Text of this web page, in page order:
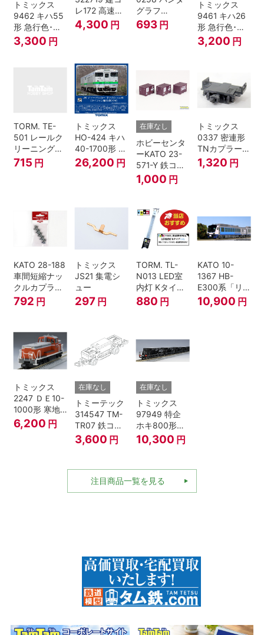
トミックス
9462 キハ55
形 急行色･一
段窓 Ｔ Nゲー
ジ
3,300 円
レ172 高速道
路 Ｎゲージ
4,300 円
グラフ
PT4811N 2個
693 円
トミックス
9461 キハ26
形 急行色･一
段窓 Ｔ Nゲー
ジ
3,200 円
TORM. TE-
501 レールク
リーニングリ
キッド 100ml
715 円
トミックス
HO-424 キハ
40-1700形 タ
イフォン撤去
車 M HOゲー
26,200 円
在庫なし
ホビーセンタ
ーKATO 23-
571-Y 鉄コン
2021コンテナ
3個セット N
1,000 円
トミックス
0337 密連形
TNカプラー
(6個入・SPタ
イプ)
1,320 円
KATO 28-188
車間短縮ナッ
クルカプラー
灰 (ボギー貨
792 円
トミックス
JS21 集電シ
ュー
297 円
TORM. TL-
N013 LED室
内灯 Kタイ
プ・白色 1本
鉄道模型
880 円
KATO 10-
1367 HB-
E300系「リ
ゾートしらか
み・青池編
10,900 円
トミックス
2247 ＤＥ10-
1000形 寒地
型･高崎車両
センター Nゲ
6,200 円
在庫なし
トミーテック
314547 TM-
TR07 鉄コレ
動力ユニット
2軸車用
3,600 円
在庫なし
トミックス
97949 特企
ホキ800形貨
車 ＪＲ東日本
仕様タイプ 8
ージ
10,300 円
注目商品一覧を見る